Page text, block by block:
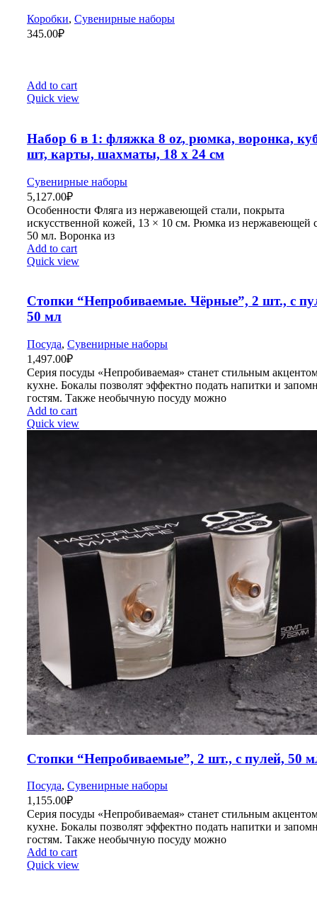
Коробки, Сувенирные наборы
345.00₽
Add to cart
Quick view
Набор 6 в 1: фляжка 8 oz, рюмка, воронка,
шт, карты, шахматы, 18 х 24 см
Сувенирные наборы
5,127.00₽
Особенности Фляга из нержавеющей стали, покрыта
искусственной кожей, 13 × 10 см. Рюмка из нержавеющей
50 мл. Воронка из
Add to cart
Quick view
Стопки “Непробиваемые. Чёрные”, 2 шт., с
50 мл
Посуда, Сувенирные наборы
1,497.00₽
Серия посуды «Непробиваемая» станет стильным
кухне. Бокалы позволят эффектно подать напитки и
гостям. Также необычную посуду можно
Add to cart
Quick view
Стопки “Непробиваемые”, 2 шт., с пулей, 50
Посуда, Сувенирные наборы
1,155.00₽
Серия посуды «Непробиваемая» станет стильным
кухне. Бокалы позволят эффектно подать напитки и
гостям. Также необычную посуду можно
Add to cart
Quick view